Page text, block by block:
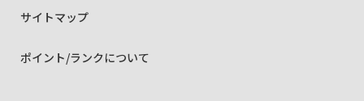
サイトマップ
ポイント/ランクについて